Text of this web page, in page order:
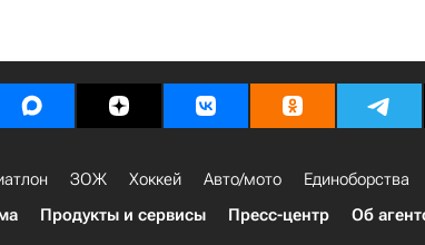
ЗОЖ Хоккей Авто/мото Единоборства
Продукты и сервисы Пресс-центр Об